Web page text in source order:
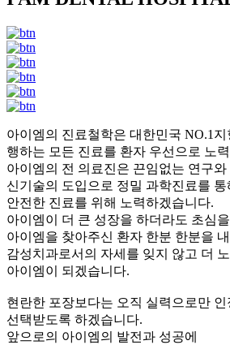
아이엠의 진료철학은 대한민국 NO.1지
행하는 모든 진료를 환자 우선으로 노
아이엠의 전 의료진은 끈임없는 연구와
신기술의 도입으로 정밀 과학진료를 통
안전한 진료를 위해 노력하겠습니다.
아이엠이 더 큰 성장을 하더라도 초심
아이엠을 찾아주신 환자 한분 한분을
감성치과로서의 자세를 잊지 않고 더
아이엠이 되겠습니다.
현란한 포장보다는 오직 실력으로만 인
선택받도록 하겠습니다.
앞으로의 아이엠의 발전과 성공에